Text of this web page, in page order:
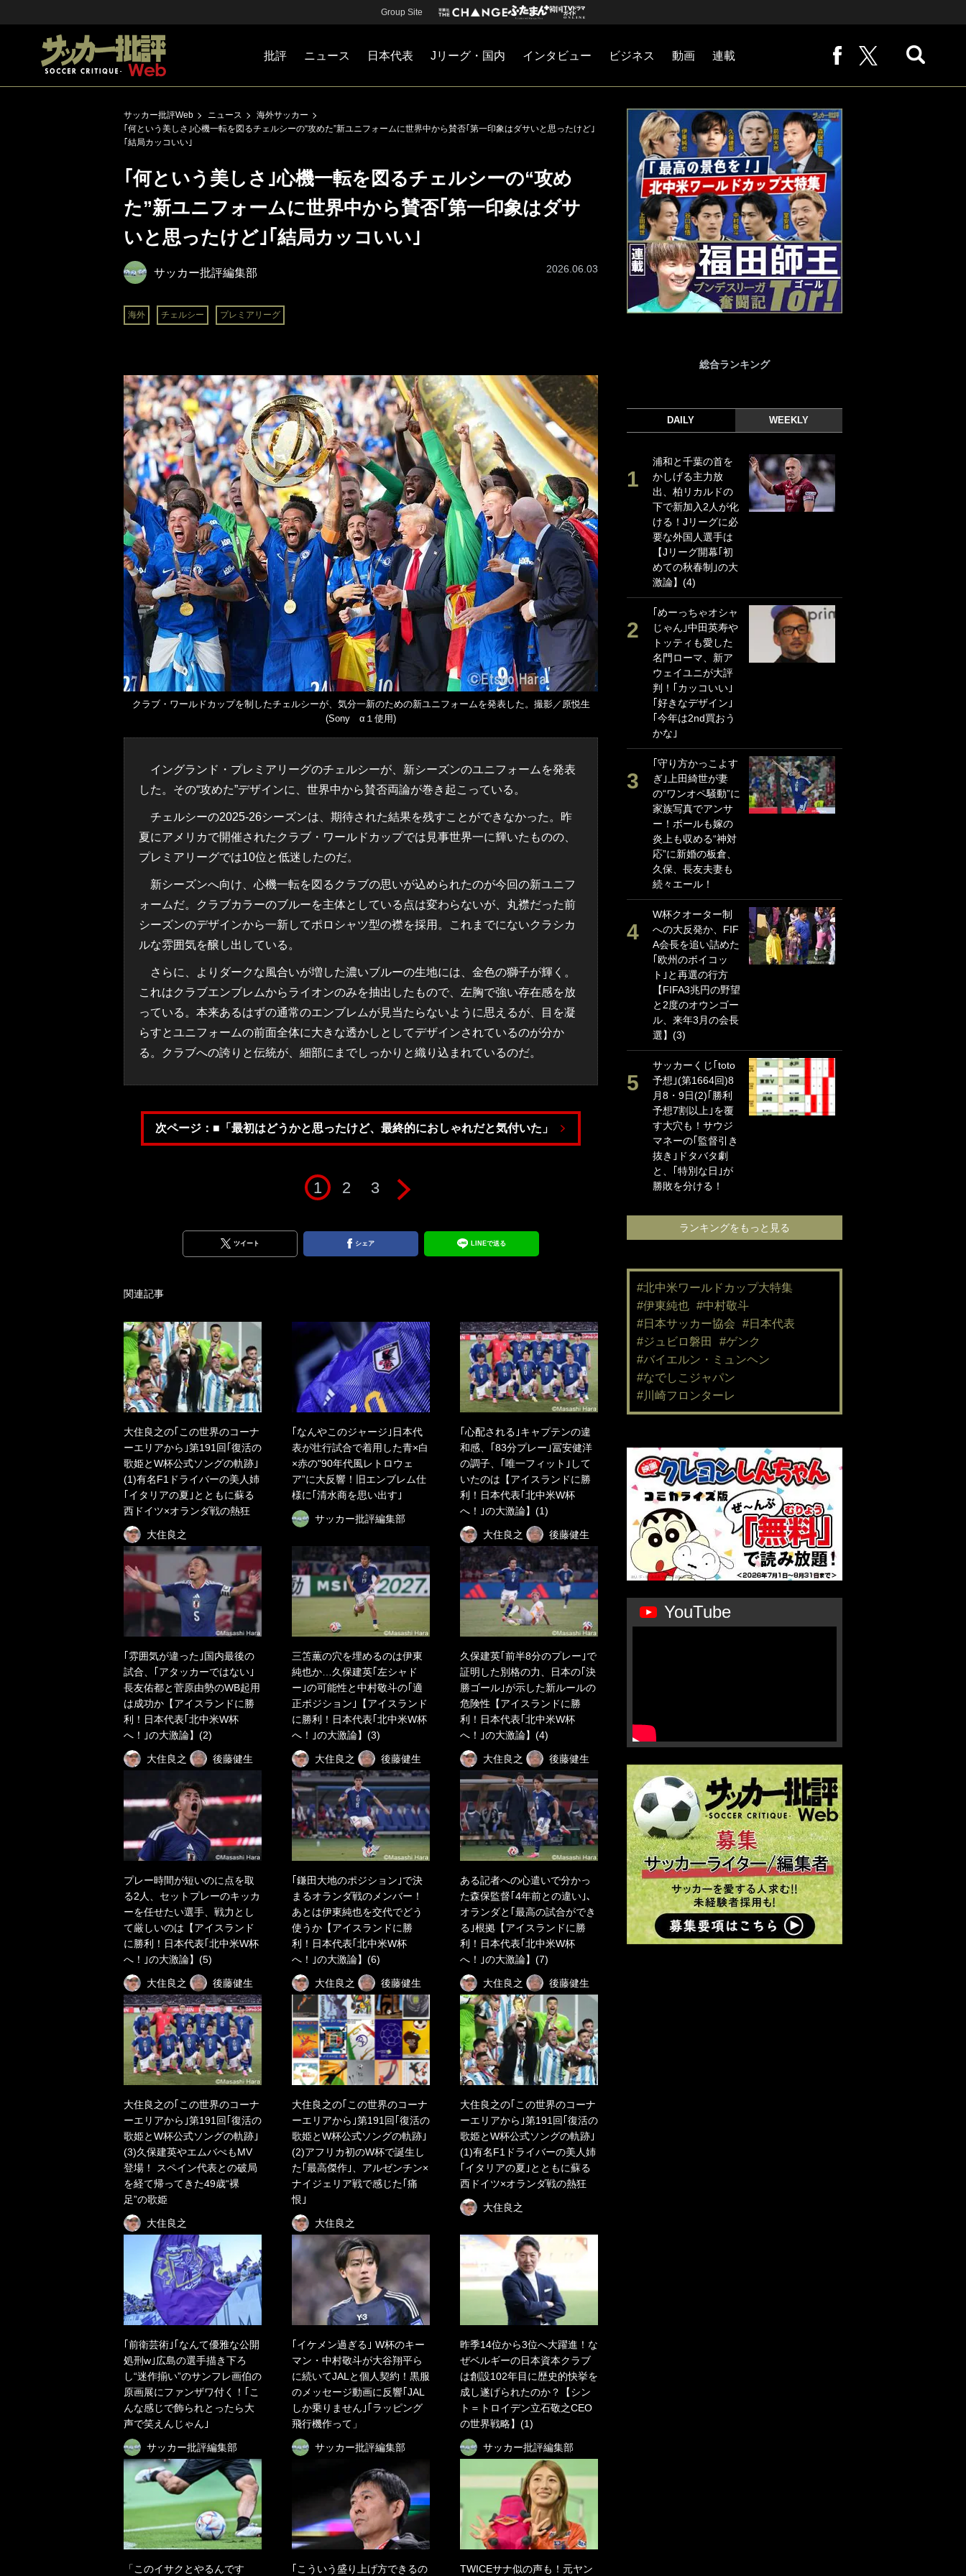
Group Site
批評 ニュース 日本代表 Jリーグ・国内 インタビュー ビジネス 動画 連載
サッカー批評Web ニュース
海外サッカー
｢何という美しさ｣心機一転を図るチェルシーの“攻めた”新ユニフォームに世界中から賛否｢第一印象はダサいと思ったけど｣
｢結局カッコいい｣
｢何という美しさ｣心機一転を図るチェルシーの“攻め
た”新ユニフォームに世界中から賛否｢第一印象はダサ
いと思ったけど｣｢結局カッコいい｣
サッカー批評編集部
海外 チェルシー プレミアリーグ
2026.06.03
クラブ・ワールドカップを制したチェルシーが、気分一新のための新ユニフォームを発表した。撮影／原悦生
(Sony α１使用)
イングランド・プレミアリーグのチェルシーが、新シーズンのユニフォームを発表
した。その“攻めた”デザインに、世界中から賛否両論が巻き起こっている。
チェルシーの2025-26シーズンは、期待された結果を残すことができなかった。昨
夏にアメリカで開催されたクラブ・ワールドカップでは見事世界一に輝いたものの、
プレミアリーグでは10位と低迷したのだ。
新シーズンへ向け、心機一転を図るクラブの思いが込められたのが今回の新ユニフ
ォームだ。クラブカラーのブルーを主体としている点は変わらないが、丸襟だった前
シーズンのデザインから一新してポロシャツ型の襟を採用。これまでにないクラシカ
ルな雰囲気を醸し出している。
さらに、よりダークな風合いが増した濃いブルーの生地には、金色の獅子が輝く。
これはクラブエンブレムからライオンのみを抽出したもので、左胸で強い存在感を放
っている。本来あるはずの通常のエンブレムが見当たらないように思えるが、目を凝
らすとユニフォームの前面全体に大きな透かしとしてデザインされているのが分か
る。クラブへの誇りと伝統が、細部にまでしっかりと織り込まれているのだ。
次ページ：■「最初はどうかと思ったけど、最終的におしゃれだと気付いた」
1 2 3
ツイート シェア LINEで送る
関連記事
大住良之の｢この世界のコーナ
ーエリアから｣第191回｢復活の
歌姫とW杯公式ソングの軌跡｣
(1)有名F1ドライバーの美人姉
｢イタリアの夏｣とともに蘇る
西ドイツ×オランダ戦の熱狂
大住良之
｢なんやこのジャージ｣日本代
表が壮行試合で着用した青×白
×赤の"90年代風レトロウェ
ア”に大反響！旧エンブレム仕
様に｢清水商を思い出す｣
サッカー批評編集部
｢心配される｣キャプテンの違
和感、｢83分プレー｣冨安健洋
の調子、｢唯一フィット｣して
いたのは【アイスランドに勝
利！日本代表｢北中米W杯
へ！｣の大激論】(1)
大住良之 後藤健生
｢雰囲気が違った｣国内最後の
試合、｢アタッカーではない｣
長友佑都と菅原由勢のWB起用
は成功か【アイスランドに勝
利！日本代表｢北中米W杯
へ！｣の大激論】(2)
大住良之 後藤健生
三笘薫の穴を埋めるのは伊東
純也か…久保建英｢左シャド
ー｣の可能性と中村敬斗の｢適
正ポジション｣【アイスランド
に勝利！日本代表｢北中米W杯
へ！｣の大激論】(3)
大住良之 後藤健生
久保建英｢前半8分のプレー｣で
証明した別格の力、日本の｢決
勝ゴール｣が示した新ルールの
危険性【アイスランドに勝
利！日本代表｢北中米W杯
へ！｣の大激論】(4)
大住良之 後藤健生
プレー時間が短いのに点を取
る2人、セットプレーのキッカ
ーを任せたい選手、戦力とし
て厳しいのは【アイスランド
に勝利！日本代表｢北中米W杯
へ！｣の大激論】(5)
大住良之 後藤健生
｢鎌田大地のポジション｣で決
まるオランダ戦のメンバー！
あとは伊東純也を交代でどう
使うか【アイスランドに勝
利！日本代表｢北中米W杯
へ！｣の大激論】(6)
大住良之 後藤健生
ある記者への心遣いで分かっ
た森保監督｢4年前との違い｣、
オランダと｢最高の試合ができ
る｣根拠【アイスランドに勝
利！日本代表｢北中米W杯
へ！｣の大激論】(7)
大住良之 後藤健生
大住良之の｢この世界のコーナ
ーエリアから｣第191回｢復活の
歌姫とW杯公式ソングの軌跡｣
(3)久保建英やエムバぺもMV
登場！ スペイン代表との破局
を経て帰ってきた49歳“裸
足”の歌姫
大住良之
大住良之の｢この世界のコーナ
ーエリアから｣第191回｢復活の
歌姫とW杯公式ソングの軌跡｣
(2)アフリカ初のW杯で誕生し
た｢最高傑作｣、アルゼンチン×
ナイジェリア戦で感じた｢痛
恨｣
大住良之
大住良之の｢この世界のコーナ
ーエリアから｣第191回｢復活の
歌姫とW杯公式ソングの軌跡｣
(1)有名F1ドライバーの美人姉
｢イタリアの夏｣とともに蘇る
西ドイツ×オランダ戦の熱狂
大住良之
｢前衛芸術｣｢なんて優雅な公開
処刑w｣広島の選手描き下ろ
し“迷作揃い”のサンフレ画伯の
原画展にファンザワ付く！｢こ
んな感じで飾られとったら大
声で笑えんじゃん｣
サッカー批評編集部
｢イケメン過ぎる｣ W杯のキー
マン・中村敬斗が大谷翔平ら
に続いてJALと個人契約！黒服
のメッセージ動画に反響｢JAL
しか乗りません｣｢ラッピング
飛行機作って」
サッカー批評編集部
昨季14位から3位へ大躍進！な
ぜベルギーの日本資本クラブ
は創設102年目に歴史的快挙を
成し遂げられたのか？【シン
ト＝トロイデン立石敬之CEO
の世界戦略】(1)
サッカー批評編集部
「このイサクとやるんです ｢こういう盛り上げ方できるの TWICEサナ似の声も！元ヤン
総合ランキング
DAILY WEEKLY
浦和と千葉の首を
かしげる主力放
出、柏リカルドの
下で新加入2人が化
ける！Jリーグに必
要な外国人選手は
【Jリーグ開幕｢初
めての秋春制｣の大
激論】(4)
｢めーっちゃオシャ
じゃん｣中田英寿や
トッティも愛した
名門ローマ、新ア
ウェイユニが大評
判！｢カッコいい｣
｢好きなデザイン｣
｢今年は2nd買おう
かな｣
｢守り方かっこよす
ぎ｣上田綺世が妻
の“ワンオペ騒動”に
家族写真でアンサ
ー！ボールも嫁の
炎上も収める“神対
応”に新婚の板倉、
久保、長友夫妻も
続々エール！
W杯クオーター制
への大反発か、FIF
A会長を追い詰めた
｢欧州のボイコッ
ト｣と再選の行方
【FIFA3兆円の野望
と2度のオウンゴー
ル、来年3月の会長
選】(3)
サッカーくじ｢toto
予想｣(第1664回)8
月8・9日(2)｢勝利
予想7割以上｣を覆
す大穴も！サウジ
マネーの｢監督引き
抜き｣ドタバタ劇
と、｢特別な日｣が
勝敗を分ける！
ランキングをもっと見る
#北中米ワールドカップ大特集
#伊東純也 #中村敬斗
#日本サッカー協会
#日本代表
#ジュビロ磐田
#ゲンク
#バイエルン・ミュンヘン
#なでしこジャパン
#川崎フロンターレ
YouTube